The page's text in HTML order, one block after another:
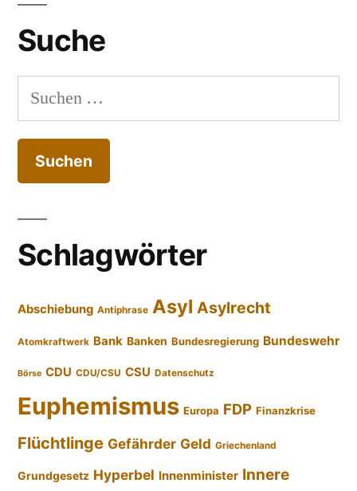
Suche
Suchen
nach:
Schlagwörter
Abschiebung Antiphrase Asyl Asylrecht
Atomkraftwerk Bank Banken Bundesregierung Bundeswehr
Börse CDU CDU/CSU CSU Datenschutz
Euphemismus Europa FDP Finanzkrise
Flüchtlinge Gefährder Geld Griechenland
Grundgesetz Hyperbel Innenminister Innere